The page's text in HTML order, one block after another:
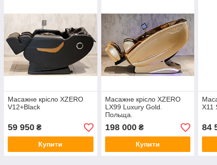
Масажне крісло XZERO
V12+Black
59 950 ₴
Купити
Масажне крісло XZERO
LХ99 Luxury Gold.
Польща.
198 000₴
Купити
X11
84